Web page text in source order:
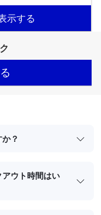
示する
？
ウト時間はい